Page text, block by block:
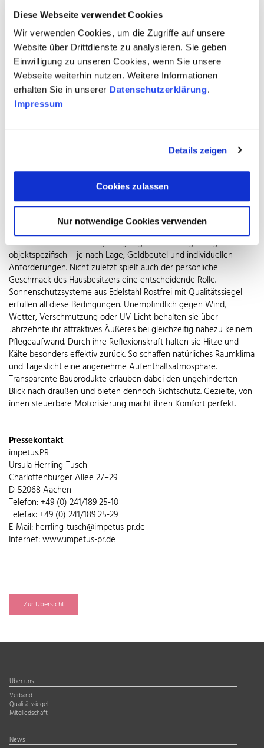
Diese Webseite verwendet Cookies
Wir verwenden Cookies, um die Zugriffe auf unsere
Website über Drittdienste zu analysieren. Sie geben
Einwilligung zu unseren Cookies, wenn Sie unsere
Webseite weiterhin nutzen. Weitere Informationen
erhalten Sie in unserer Datenschutzerklärung.
Impressum
Details zeigen
Cookies zulassen
Nur notwendige Cookies verwenden
Grundsätzlich sollte der Sonnenschutz flexibel einstellbar sein. So
hält er im Sommer tagsüber die Hitze draußen und kann dem
veränderten Sonnenstand folgen. Klimaanlagen kommen dadurch
deutlich weniger zum Einsatz und das Raumklima bleibt den
ganzen Tag über angenehm. Gleichzeitig lässt er aber das
Tageslicht ungehindert in die dahinter liegenden Räume und trägt
damit zusätzlich zum Wohlempfinden und Sparen bei. Künstliche
Beleuchtung ist deshalb oft nicht mehr nötig. Im Winter, wenn die
Sonne tief steht, verhindert entsprechend ausgelegter
die wärmende Kraft der Wintersonne auszusperren. Nachts wird
er in der kalten Jahreszeit geschlossen und hält so die Wärme im
Welche Art von Sonnenschutzsystem für das jeweilige Objekt
optimal ist, wissen die Fachfirmen mit Qualitätssiegel des
Warenzeichenverbands. Zur Auswahl stehen vertikale oder
horizontale Lamellen, Schiebeladen oder haushohe Paneele aus
semitransparenten Bauprodukten wie Gewebe, Geflecht oder
Streckmetall. Die Planung der geeigneten Lösung erfolgt immer
objektspezifisch – je nach Lage, Geldbeutel und individuellen
Anforderungen. Nicht zuletzt spielt auch der persönliche
Geschmack des Hausbesitzers eine entscheidende Rolle.
Sonnenschutzsysteme aus Edelstahl Rostfrei mit Qualitätssiegel
erfüllen all diese Bedingungen. Unempfindlich gegen Wind,
Wetter, Verschmutzung oder UV-Licht behalten sie über
Jahrzehnte ihr attraktives Äußeres bei gleichzeitig nahezu keinem
Pflegeaufwand. Durch ihre Reflexionskraft halten sie Hitze und
Kälte besonders effektiv zurück. So schaffen natürliches Raumklima
und Tageslicht eine angenehme Aufenthaltsatmosphäre.
Transparente Bauprodukte erlauben dabei den ungehinderten
Blick nach draußen und bieten dennoch Sichtschutz. Gezielte, von
innen steuerbare Motorisierung macht ihren Komfort perfekt.
Pressekontakt
impetus.PR
Ursula Herrling-Tusch
Charlottenburger Allee 27–29
D-52068 Aachen
Telefon: +49 (0) 241/189 25-10
Telefax: +49 (0) 241/189 25-29
E-Mail: herrling-tusch@impetus-pr.de
Internet: www.impetus-pr.de
Zur Übersicht
Über uns
Verband
Qualitätssiegel
Mitgliedschaft
News